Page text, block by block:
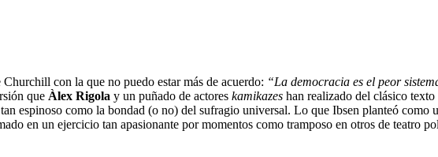
con la que no puedo estar más de acuerdo: “La democracia es el peor
que Àlex Rigola y un puñado de actores kamikazes han realizado del clásico texto
espinoso como la bondad (o no) del sufragio universal. Lo que Ibsen planteó
en un ejercicio tan apasionante por momentos como tramposo en otros de